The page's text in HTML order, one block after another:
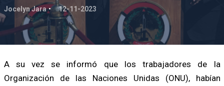
Jocelyn Jara 12-11-2023
A su vez se informó que los trabajadores de la
Organización de las Naciones Unidas (ONU), habían